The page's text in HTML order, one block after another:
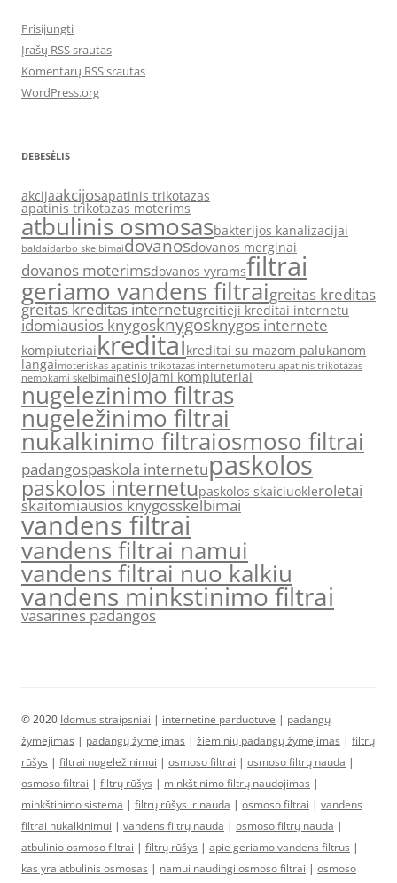
Prisijungti
Įrašų RSS srautas
Komentarų RSS srautas
WordPress.org
DEBESĖLIS
akcijaakcijosapatinis trikotazas
apatinis trikotazas moterims
atbulinis osmosasbakterijos kanalizacijai
baldaidarbo skelbimaidovanosdovanos merginai
dovanos moterimsdovanos vyramsfiltrai
geriamo vandens filtraigreitas kreditas
greitas kreditas internetugreitieji kreditai internetu
idomiausios knygosknygosknygos internete
kompiuteriaikreditaikreditai su mazom palukanom
langaimoteriskas apatinis trikotazas internetumoteru apatinis trikotazas
nemokami skelbimainesiojami kompiuteriai
nugelezinimo filtras
nugeležinimo filtrai
nukalkinimo filtraiosmoso filtrai
padangospaskola internetupaskolos
paskolos internetupaskolos skaiciuokleroletai
skaitomiausios knygosskelbimai
vandens filtrai
vandens filtrai namui
vandens filtrai nuo kalkiu
vandens minkstinimo filtrai
vasarines padangos
© 2020 Idomus straipsniai | internetine parduotuve | padangų
žymėjimas | padangų žymėjimas | žieminių padangų žymėjimas | filtrų
rūšys | filtrai nugeležinimui | osmoso filtrai | osmoso filtrų nauda |
osmoso filtrai | filtrų rūšys | minkštinimo filtrų naudojimas |
minkštinimo sistema | filtrų rūšys ir nauda | osmoso filtrai | vandens
filtrai nukalkinimui | vandens filtrų nauda | osmoso filtrų nauda |
atbulinio osmoso filtrai | filtrų rūšys | apie geriamo vandens filtrus |
kas yra atbulinis osmosas | namui naudingi osmoso filtrai | osmoso